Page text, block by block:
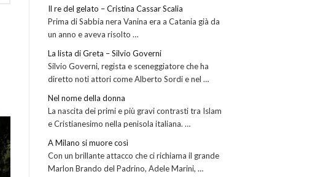
Il re del gelato – Cristina Cassar Scalia
Prima di Sabbia nera Vanina era a Catania già da
un anno e aveva risolto …
La lista di Greta – Silvio Governi
Silvio Governi, regista e sceneggiatore che ha
diretto noti attori come Alberto Sordi e nel …
Nel nome della donna
La nascita dei primi e più gravi contrasti tra Islam
e Cristianesimo nella penisola italiana. …
A Milano si muore così
Con un brillante attacco che ci richiama il grande
Marlon Brando del Padrino, Adele Marini, …